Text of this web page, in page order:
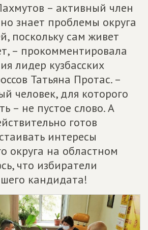
– активный член
знает проблемы округа
поскольку сам живет
– прокомментировала
лидер кузбасских
Татьяна Протас. –
человек, для которого
– не пустое слово. А
готов
интересы
округа на областном
что избиратели
кандидата!